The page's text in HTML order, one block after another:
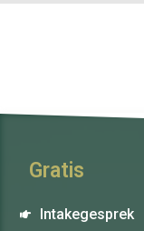
Gratis
Intakegesprek